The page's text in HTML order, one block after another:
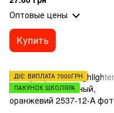
Оптовые цены
Купить
ДІЄ: ВИПЛАТА 7000ГРН
ПАКУНОК ШКОЛЯРА